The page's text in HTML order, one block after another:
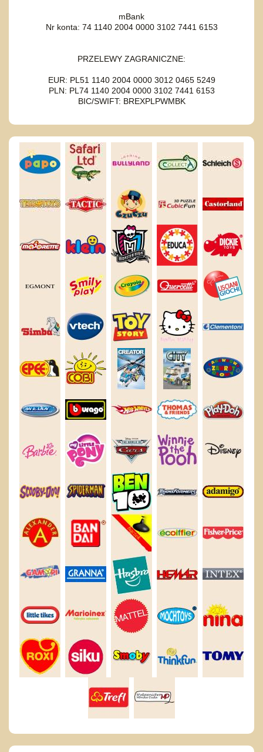
mBank
Nr konta: 74 1140 2004 0000 3102 7441 6153
PRZELEWY ZAGRANICZNE:
EUR: PL51 1140 2004 0000 3012 0465 5249
PLN: PL74 1140 2004 0000 3102 7441 6153
BIC/SWIFT: BREXPLPWMBK